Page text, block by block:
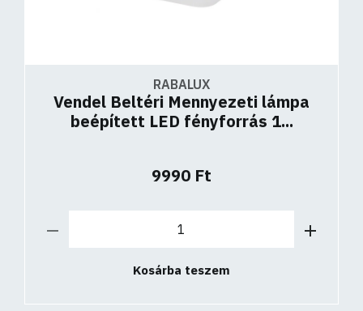
RABALUX
Vendel Beltéri Mennyezeti lámpa
beépített LED fényforrás 1...
9990 Ft
Kosárba teszem